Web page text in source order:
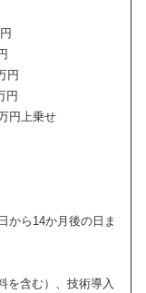
円
円
円上乗せ
から14か月後の日ま
を含む）、技術導入